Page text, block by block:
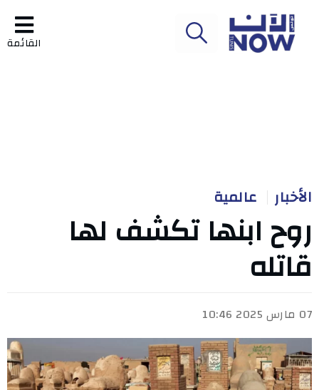
القائمة
الأخبار عالمية
روح ابنها تكشف لها
قاتله
07 مارس 2025 10:46